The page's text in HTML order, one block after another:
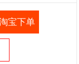
宝下单